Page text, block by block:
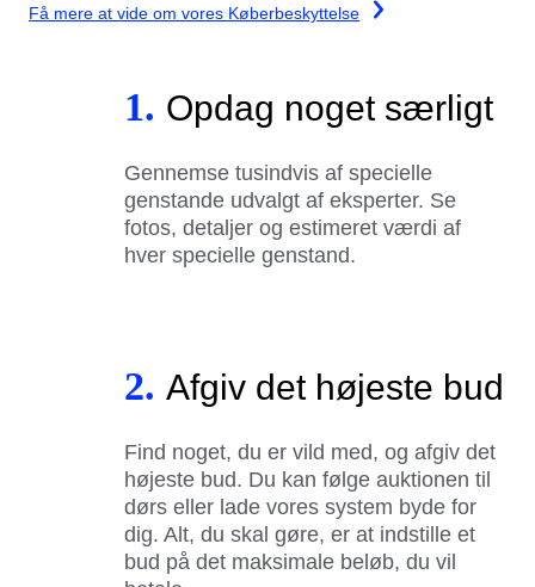
Få mere at vide om vores Køberbeskyttelse
1. Opdag noget særligt
Gennemse tusindvis af specielle
genstande udvalgt af eksperter. Se
fotos, detaljer og estimeret værdi af
hver specielle genstand.
2. Afgiv det højeste bud
Find noget, du er vild med, og afgiv det
højeste bud. Du kan følge auktionen til
dørs eller lade vores system byde for
dig. Alt, du skal gøre, er at indstille et
bud på det maksimale beløb, du vil